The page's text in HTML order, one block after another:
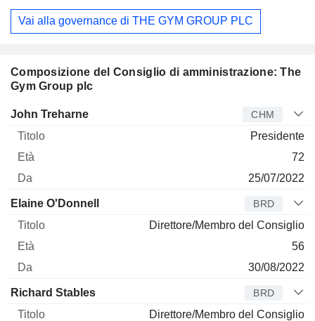
Vai alla governance di THE GYM GROUP PLC
Composizione del Consiglio di amministrazione: The
Gym Group plc
Amministratore
John Treharne CHM
Presidente
72
25/07/2022
Elaine O'Donnell BRD
Direttore/Membro del Consiglio
56
30/08/2022
Richard Stables BRD
Direttore/Membro del Consiglio